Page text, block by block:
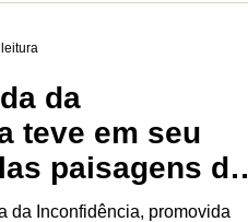
da
teve em seu
paisagens do
da Inconfidência, promovida